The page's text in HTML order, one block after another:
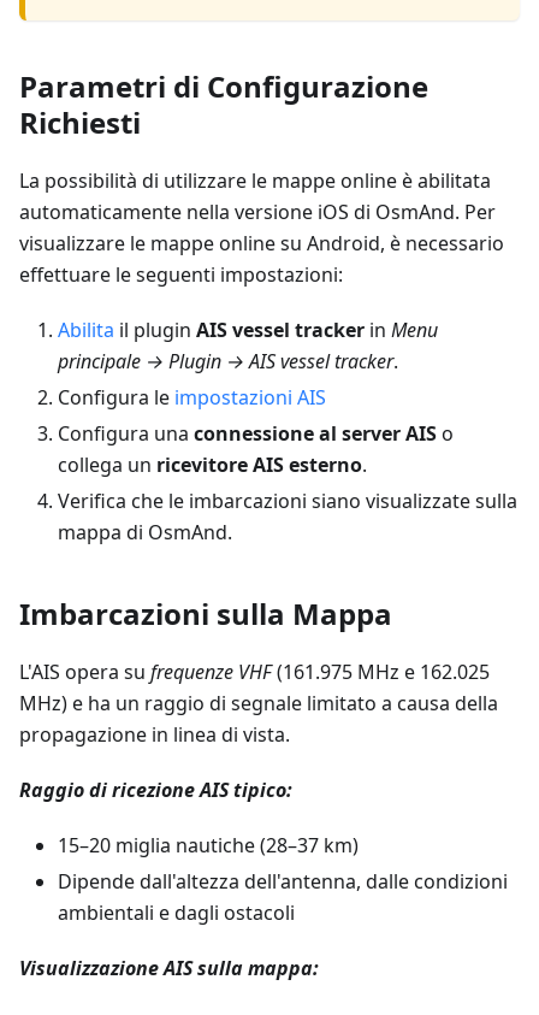
Parametri di Configurazione
Richiesti
La possibilità di utilizzare le mappe online è abilitata
automaticamente nella versione iOS di OsmAnd. Per
visualizzare le mappe online su Android, è necessario
effettuare le seguenti impostazioni:
Abilita il plugin AIS vessel tracker in Menu
principale → Plugin → AIS vessel tracker.
Configura le impostazioni AIS
Configura una connessione al server AISo
collega un ricevitore AIS esterno.
Verifica che le imbarcazioni siano visualizzate sulla
mappa di OsmAnd.
Imbarcazioni sulla Mappa
L'AIS opera su frequenze VHF(161.975 MHz e 162.025
MHz) e ha un raggio di segnale limitato a causa della
propagazione in linea di vista.
Raggio di ricezione AIS tipico:
15–20 miglia nautiche (28–37 km)
Dipende dall'altezza dell'antenna, dalle condizioni
ambientali e dagli ostacoli
Visualizzazione AIS sulla mappa: